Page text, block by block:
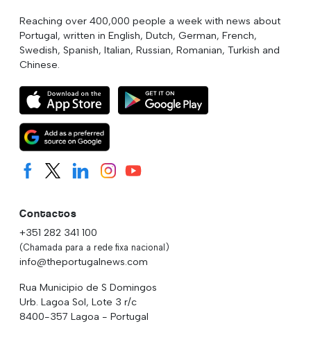
Reaching over 400,000 people a week with news about
Portugal, written in English, Dutch, German, French,
Swedish, Spanish, Italian, Russian, Romanian, Turkish and
Chinese.
Contactos
+351 282 341 100
(Chamada para a rede fixa nacional)
info@theportugalnews.com
Rua Municipio de S Domingos
Urb. Lagoa Sol, Lote 3 r/c
8400-357 Lagoa - Portugal